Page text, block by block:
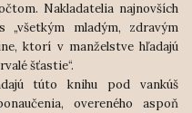
Nakladatelia najnovších
„všetkým mladým, zdravým
ktorí v manželstve hľadajú
šťastie“.
túto knihu pod vankúš
overeného aspoň